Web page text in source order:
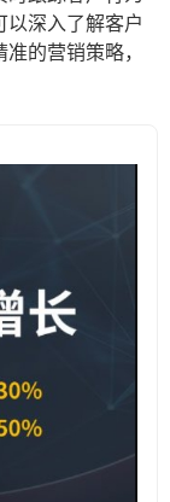
深入了解客户
的营销策略，